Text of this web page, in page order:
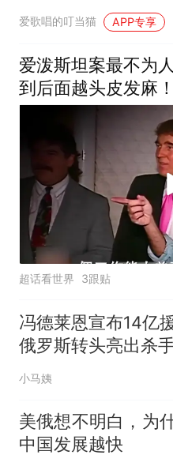
爱歌唱的叮当猫 APP专享
爱泼斯坦案最不为
到后面越头皮发麻！
超话看世界 3跟贴
冯德莱恩宣布14亿
俄罗斯转头亮出杀
欧盟这步棋走错了
小马姨
美俄想不明白，为
中国发展越快